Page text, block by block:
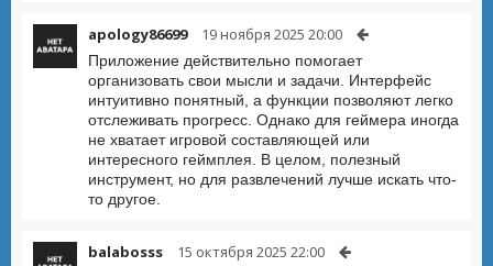
apology86699 19 ноября 2025 20:00
Приложение действительно помогает
организовать свои мысли и задачи. Интерфейс
интуитивно понятный, а функции позволяют легко
отслеживать прогресс. Однако для геймера иногда
не хватает игровой составляющей или
интересного геймплея. В целом, полезный
инструмент, но для развлечений лучше искать что-
то другое.
balabosss 15 октября 2025 22:00